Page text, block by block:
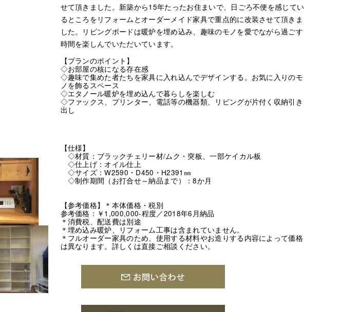
せて頂きました。新築から15年たったお住まいで、日ごろ不便を感じてい
るところをリフォームとオーダーメイド家具で重点的に改装させて頂きま
した。リビングボードは暖炉を埋め込み、趣味のモノを愛でながら過ごす
時間を楽しんでいただいています。
【プランのポイント】
◇お部屋の核になる存在感
◇趣味で集めた者たちを家具に入れ込んでデザインする。お気に入りのモ
ノを飾るスペース
◇エタノール暖炉を埋め込んで暮らしを楽しむ
◇ファックス、プリンター、電話等の機器類、リビングが片付く収納引き
出し
【仕様】
◇材質：ブラックチェリー材/ムク・突板、一部ケイカル板
◇仕上げ：オイル仕上
◇サイズ：W2590・D450・H2391㎜
◇制作期間（お打合せ～納品まで）：8か月
【参考価格】＊本体価格・税別
参考価格：￥1,000,000-程度／2018年6月納品
＊消費税、配送費は別途
＊埋め込み暖炉、リフォーム工事は含まれていません。
＊フルオーダー家具のため、使用する材料やお造りする内容によって価格
は異なります。詳しくは直接ご相談ください。